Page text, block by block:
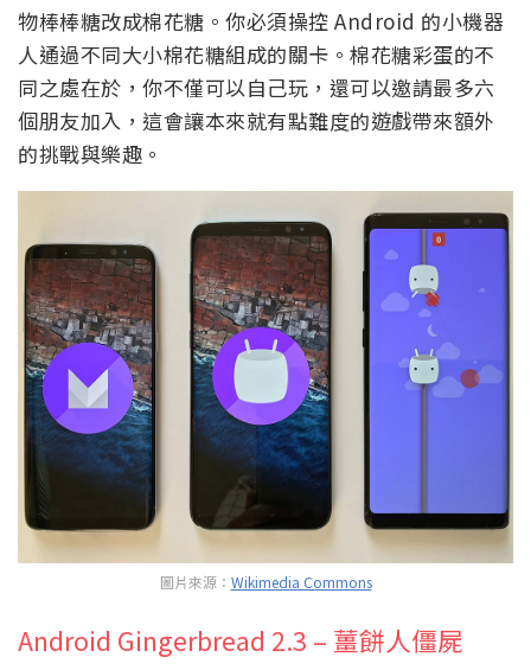
物棒棒糖改成棉花糖。你必須操控 Android 的小機器
人通過不同大小棉花糖組成的關卡。棉花糖彩蛋的不
同之處在於，你不僅可以自己玩，還可以邀請最多六
個朋友加入，這會讓本來就有點難度的遊戲帶來額外
的挑戰與樂趣。
圖片來源： Wikimedia Commons
Android Gingerbread 2.3 – 薑餅人僵屍